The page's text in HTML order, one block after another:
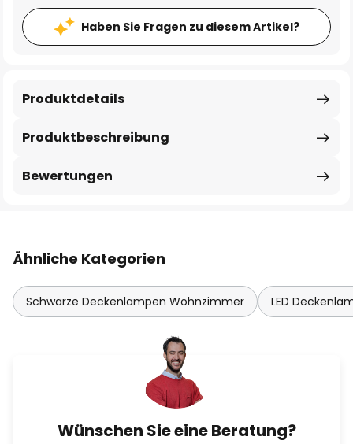
Haben Sie Fragen zu diesem Artikel?
Produktbeschreibung
Produktdetails
Bewertungen
Ähnliche Kategorien
Schwarze Deckenlampen Wohnzimmer LED
Wünschen Sie eine Beratung?